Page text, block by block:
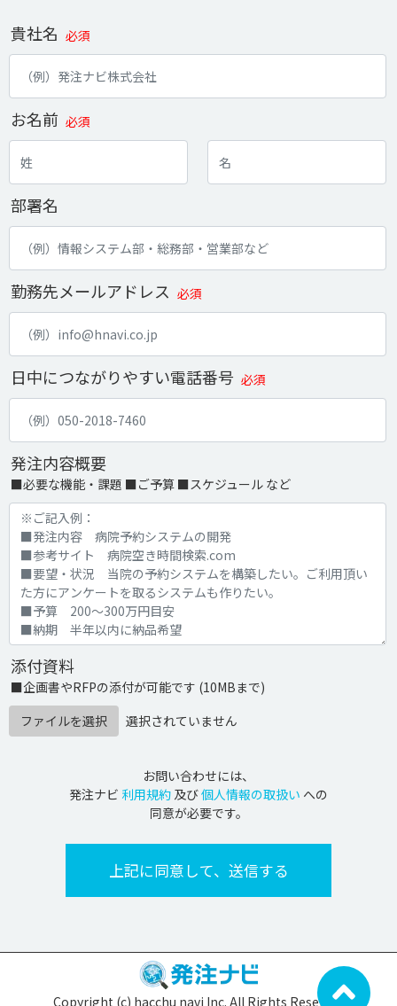
貴社名 必須
お名前 必須
部署名
勤務先メールアドレス 必須
日中につながりやすい電話番号 必須
発注内容概要
■必要な機能・課題 ■ご予算 ■スケジュール など
添付資料
■企画書やRFPの添付が可能です (10MBまで)
ファイルを選択
選択されていません
お問い合わせには、
発注ナビ 利用規約 及び個人情報の取扱い への
同意が必要です。
Copyright (c) hacchu navi Inc. All Rights Reserved